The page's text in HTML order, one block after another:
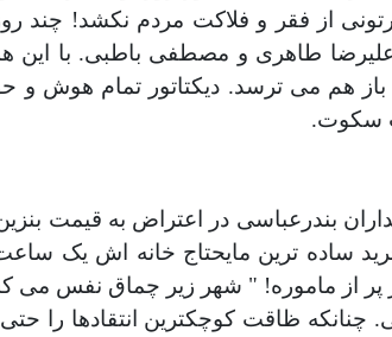
از فقر و فلاکت مردم نکشد! چند
طاهری و مصطفی باطبی. با اين
باز هم می ترسد. ديکتاتور تمام
سکوت.
بندرعباسی در اعتراض به قيمت
ساده ترين مايحتاج خانه اش يک
از ماموره! " شهر زير چماق نفس
چنانکه ظاقت کوچکترين انتقادها را